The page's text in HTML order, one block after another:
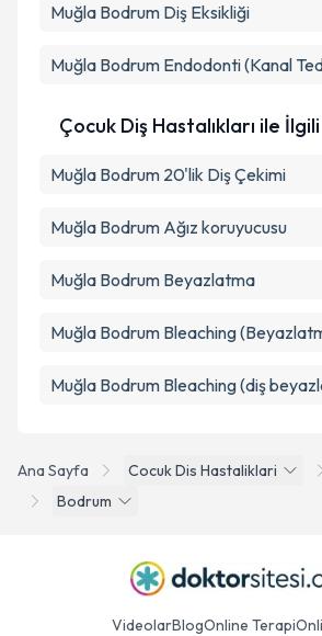
Ana Sayfa Cocuk Dis Hastaliklari
Bodrum
Muğla Bodrum Diş Eksikliği
Muğla Bodrum Endodonti (Kanal
Çocuk Diş Hastalıkları ile
Muğla Bodrum 20'lik Diş Çekimi
Muğla Bodrum Ağız koruyucusu
Muğla Bodrum Beyazlatma
Muğla Bodrum Bleaching
Muğla Bodrum Bleaching (diş
VideolarBlogOnline Terapi